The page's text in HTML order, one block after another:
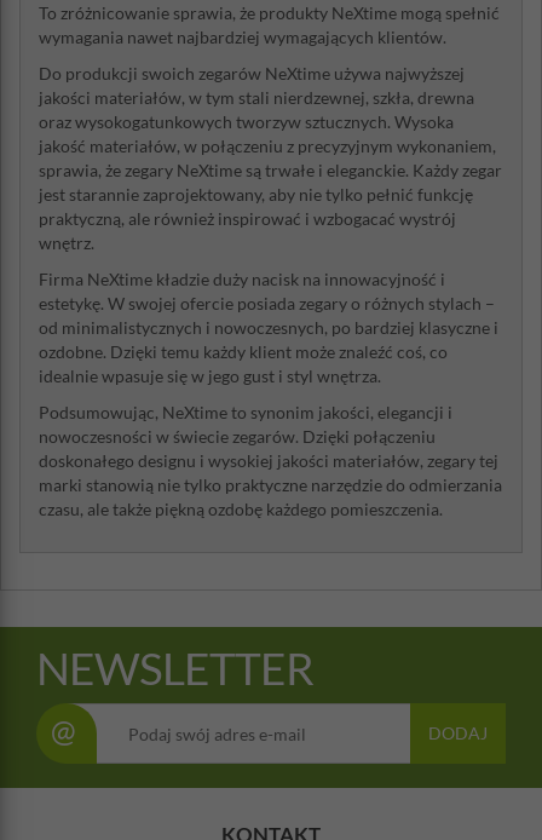
To zróżnicowanie sprawia, że produkty NeXtime mogą spełnić
wymagania nawet najbardziej wymagających klientów.
Do produkcji swoich zegarów NeXtime używa najwyższej
jakości materiałów, w tym stali nierdzewnej, szkła, drewna
oraz wysokogatunkowych tworzyw sztucznych. Wysoka
jakość materiałów, w połączeniu z precyzyjnym wykonaniem,
sprawia, że zegary NeXtime są trwałe i eleganckie. Każdy zegar
jest starannie zaprojektowany, aby nie tylko pełnić funkcję
praktyczną, ale również inspirować i wzbogacać wystrój
wnętrz.
Firma NeXtime kładzie duży nacisk na innowacyjność i
estetykę. W swojej ofercie posiada zegary o różnych stylach –
od minimalistycznych i nowoczesnych, po bardziej klasyczne i
ozdobne. Dzięki temu każdy klient może znaleźć coś, co
idealnie wpasuje się w jego gust i styl wnętrza.
Podsumowując, NeXtime to synonim jakości, elegancji i
nowoczesności w świecie zegarów. Dzięki połączeniu
doskonałego designu i wysokiej jakości materiałów, zegary tej
marki stanowią nie tylko praktyczne narzędzie do odmierzania
czasu, ale także piękną ozdobę każdego pomieszczenia.
NEWSLETTER
@ DODAJ
KONTAKT